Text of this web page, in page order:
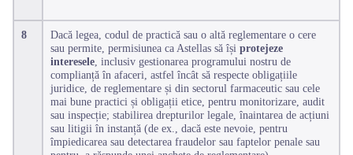
8
Dacă legea, codul de practică sau o altă reglementare o cere
sau permite, permisiunea ca Astellas să îșiprotejeze
interesele , inclusiv gestionarea programului nostru de
complianță în afaceri, astfel încât să respecte obligațiile
juridice, de reglementare și din sectorul farmaceutic sau cele
mai bune practici și obligații etice, pentru monitorizare, audit
sau inspecție; stabilirea drepturilor legale, înaintarea de acțiuni
sau litigii în instanță (de ex., dacă este nevoie, pentru
împiedicarea sau detectarea fraudelor sau faptelor penale sau